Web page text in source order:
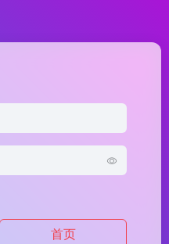
首页